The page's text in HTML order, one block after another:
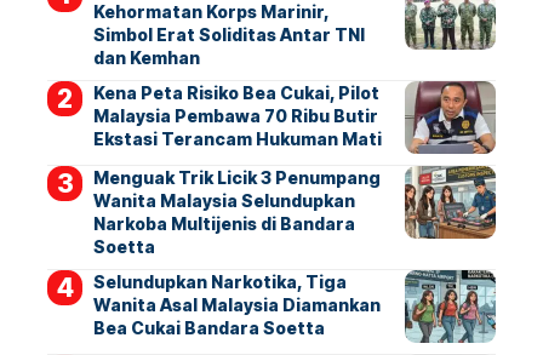
Kehormatan Korps Marinir,
Simbol Erat Soliditas Antar TNI
dan Kemhan
Kena Peta Risiko Bea Cukai, Pilot
Malaysia Pembawa 70 Ribu Butir
Ekstasi Terancam Hukuman Mati
Menguak Trik Licik 3 Penumpang
Wanita Malaysia Selundupkan
Narkoba Multijenis di Bandara
Soetta
Selundupkan Narkotika, Tiga
Wanita Asal Malaysia Diamankan
Bea Cukai Bandara Soetta